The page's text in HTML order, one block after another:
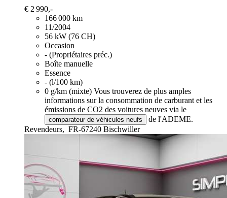
€ 2 990,-
166 000 km
11/2004
56 kW (76 CH)
Occasion
- (Propriétaires préc.)
Boîte manuelle
Essence
- (l/100 km)
0 g/km (mixte) Vous trouverez de plus amples
informations sur la consommation de carburant et les
émissions de CO2 des voitures neuves via le
comparateur de véhicules neufs
de l'ADEME.
Revendeurs, FR-67240 Bischwiller